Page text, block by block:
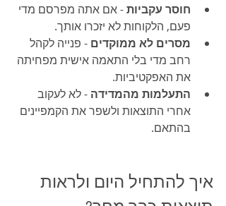
חוסר עקביות - אם אתה מפרסם מדי
פעם, הלקוחות לא יזכרו אותך.
מסרים לא ממוקדים - פנייה לקהל
רחב מדי בלי התאמה אישית מפחיתה
את האפקטיביות.
התעלמות מהמדידה - לא לעקוב
אחרי התוצאות ולשפר את הקמפיינים
בהתאם.
איך להתחיל היום ולראות